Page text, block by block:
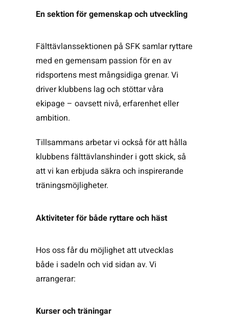
En sektion för gemenskap och utveckling
Fälttävlanssektionen på SFK samlar ryttare
med en gemensam passion för en av
ridsportens mest mångsidiga grenar. Vi
driver klubbens lag och stöttar våra
ekipage – oavsett nivå, erfarenhet eller
ambition.
Tillsammans arbetar vi också för att hålla
klubbens fälttävlanshinder i gott skick, så
att vi kan erbjuda säkra och inspirerande
träningsmöjligheter.
Aktiviteter för både ryttare och häst
Hos oss får du möjlighet att utvecklas
både i sadeln och vid sidan av. Vi
arrangerar:
Kurser och träningar